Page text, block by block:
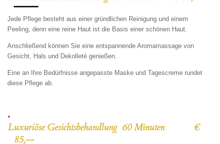
Jede Pflege besteht aus einer gründlichen Reinigung und einem
Peeling, denn eine reine Haut ist die Basis einer schönen Haut.
Anschließend können Sie eine entspannende Aromamassage von
Gesicht, Hals und Dekolleté genießen.
Eine an Ihre Bedürfnisse angepasste Maske und Tagescreme rundet
diese Pflege ab.
Luxuriöse Gesichtsbehandlung 60 Minuten €
85,--